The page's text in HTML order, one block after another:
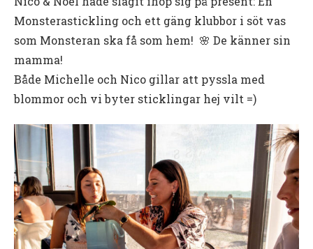
Monsterastickling och ett gäng klubbor i söt vas
som Monsteran ska få som hem! 🌸 De känner sin
mamma!
Både Michelle och Nico gillar att pyssla med
blommor och vi byter sticklingar hej vilt =)